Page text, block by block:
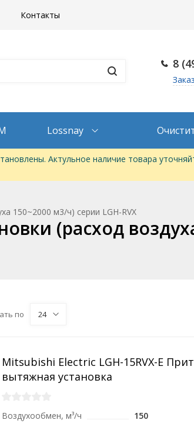
Контакты
8
Lossnay
Актульное наличие товара
150~2000 м3/ч) серии LGH-RVX
(расход
по 24
Mitsubishi Electric LGH-15RVX-E
вытяжная установка
Воздухообмен, м³/ч
150